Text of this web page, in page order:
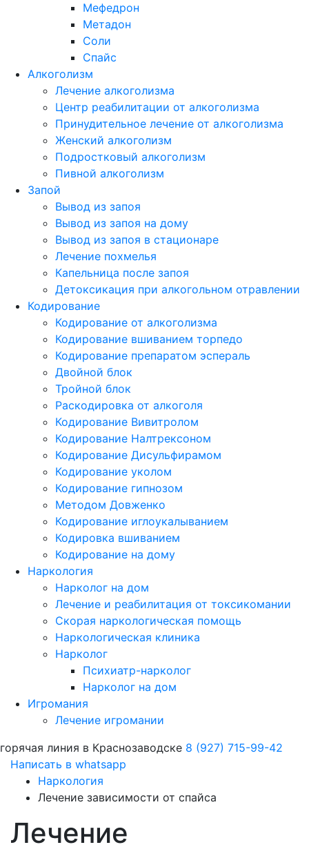
Мефедрон
Метадон
Соли
Спайс
Алкоголизм
Лечение алкоголизма
Центр реабилитации от алкоголизма
Принудительное лечение от алкоголизма
Женский алкоголизм
Подростковый алкоголизм
Пивной алкоголизм
Запой
Вывод из запоя
Вывод из запоя на дому
Вывод из запоя в стационаре
Лечение похмелья
Капельница после запоя
Детоксикация при алкогольном отравлении
Кодирование
Кодирование от алкоголизма
Кодирование вшиванием торпедо
Кодирование препаратом эспераль
Двойной блок
Тройной блок
Раскодировка от алкоголя
Кодирование Вивитролом
Кодирование Налтрексоном
Кодирование Дисульфирамом
Кодирование уколом
Кодирование гипнозом
Методом Довженко
Кодирование иглоукалыванием
Кодировка вшиванием
Кодирование на дому
Наркология
Нарколог на дом
Лечение и реабилитация от токсикомании
Скорая наркологическая помощь
Наркологическая клиника
Нарколог
Психиатр-нарколог
Нарколог на дом
Игромания
Лечение игромании
горячая линия в Краснозаводске 8 (927) 715-99-42
Написать в whatsapp
Наркология
Лечение зависимости от спайса
Лечение